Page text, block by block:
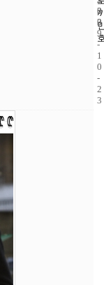
3
3
0
0
9
-
1
0
-
2
3